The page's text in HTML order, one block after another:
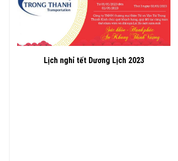
Lịch nghỉ tết Dương Lịch 2023